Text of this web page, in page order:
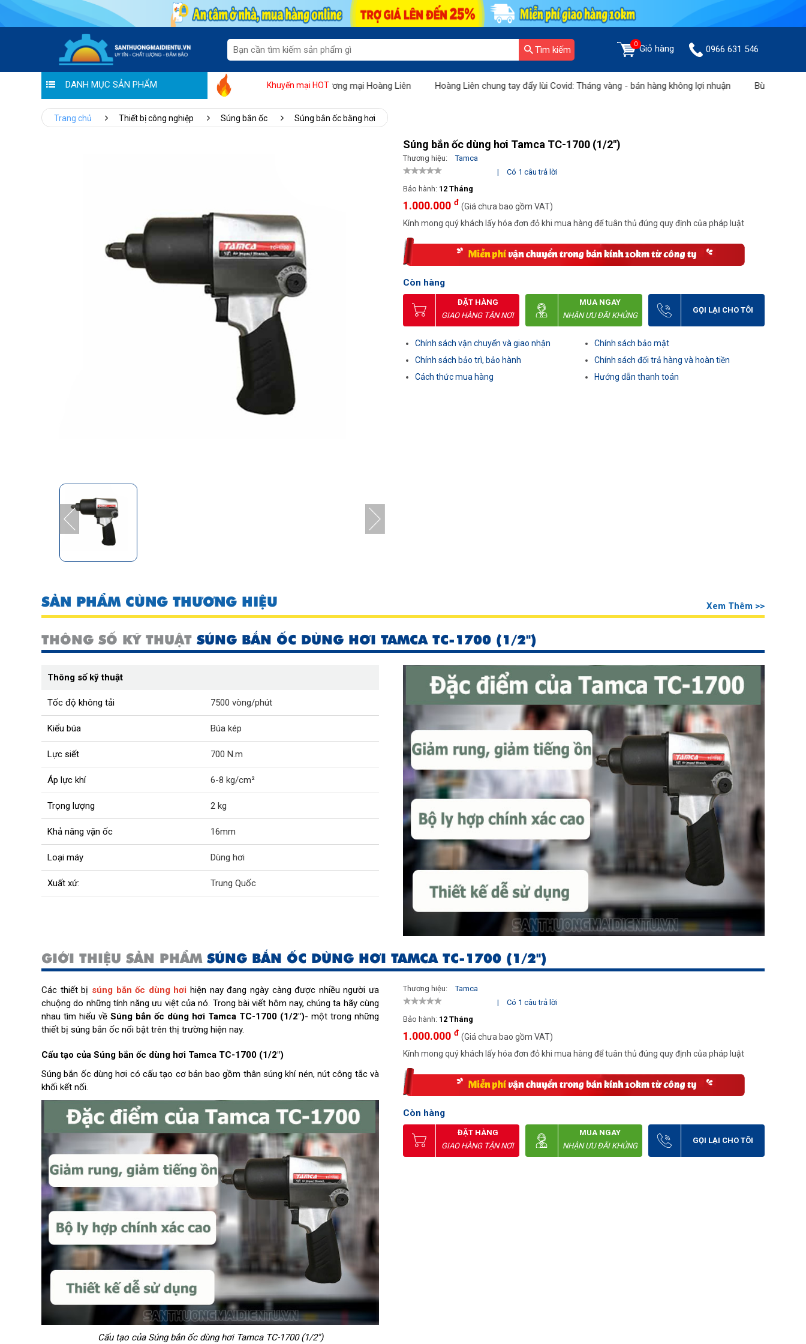
Tìm kiếm 0 Giỏ hàng 0966 631 546
DANH MỤC SẢN PHẨM Khuyến mại HOT
"Sale thương hiệu - Ưu đãi tiền triệu" tại Sàn thương mại Hoàng Liên Hoàng Liên chung tay đẩy lùi Covid: Tháng vàng - bán hàng không lợi nhuận Bùng nổ ưu đãi:
Trang chủ Thiết bị công nghiệp Súng bắn ốc Súng bắn ốc bằng hơi
Súng bắn ốc dùng hơi Tamca TC-1700 (1/2")
Thương hiệu:
Tamca
|
Có 1 câu trả lời
Bảo hành: 12 Tháng
1.000.000 đ (Giá chưa bao gồm VAT)
Kính mong quý khách lấy hóa đơn đỏ khi mua hàng để tuân thủ đúng quy định của pháp luật
Còn hàng
ĐẶT HÀNG
GIAO HÀNG TẬN NƠI
MUA NGAY
NHẬN ƯU ĐÃI KHỦNG
GỌI LẠI CHO TÔI
Chính sách vận chuyển và giao nhận
Chính sách bảo trì, bảo hành
Cách thức mua hàng
Chính sách bảo mật
Chính sách đổi trả hàng và hoàn tiền
Hướng dẫn thanh toán
SẢN PHẨM CÙNG THƯƠNG HIỆU Xem Thêm >>
THÔNG SỐ KỸ THUẬT SÚNG BẮN ỐC DÙNG HƠI TAMCA TC-1700 (1/2")
Thông số kỹ thuật
Tốc độ không tải 7500 vòng/phút
Kiểu búa Búa kép
Lực siết 700 N.m
Áp lực khí 6-8 kg/cm²
Trọng lượng 2 kg
Khả năng vặn ốc 16mm
Loại máy Dùng hơi
Xuất xứ: Trung Quốc
GIỚI THIỆU SẢN PHẨM SÚNG BẮN ỐC DÙNG HƠI TAMCA TC-1700 (1/2")
Các thiết bị súng bắn ốc dùng hơi hiện nay đang ngày càng được nhiều người ưa
chuộng do những tính năng ưu việt của nó. Trong bài viết hôm nay, chúng ta hãy cùng
nhau tìm hiểu về Súng bắn ốc dùng hơi Tamca TC-1700 (1/2")- một trong những
thiết bị súng bắn ốc nổi bật trên thị trường hiện nay.
Cấu tạo của Súng bắn ốc dùng hơi Tamca TC-1700 (1/2")
Súng bắn ốc dùng hơi có cấu tạo cơ bản bao gồm thân súng khí nén, nút công tắc và
khối kết nối.
Cấu tạo của Súng bắn ốc dùng hơi Tamca TC-1700 (1/2")
Thương hiệu:
Tamca
|
Có 1 câu trả lời
Bảo hành: 12 Tháng
1.000.000 đ (Giá chưa bao gồm VAT)
Kính mong quý khách lấy hóa đơn đỏ khi mua hàng để tuân thủ đúng quy định của pháp luật
Còn hàng
ĐẶT HÀNG
GIAO HÀNG TẬN NƠI
MUA NGAY
NHẬN ƯU ĐÃI KHỦNG
GỌI LẠI CHO TÔI